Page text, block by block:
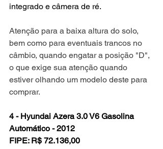
integrado e câmera de ré.
Atenção para a baixa altura do solo,
bem como para eventuais trancos no
câmbio, quando engatar a posição "D",
o que exige sua atenção quando
estiver olhando um modelo deste para
comprar.
4 - Hyundai Azera 3.0 V6 Gasolina
Automático - 2012
FIPE: R$ 72.136,00